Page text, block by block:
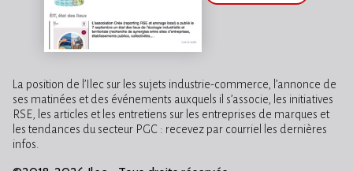
La position de l’Ilec sur les sujets industrie-commerce, l’annonce de
ses matinées et des événements auxquels il s’associe, les initiatives
RSE, les articles et les entretiens sur les entreprises de marques et
les tendances du secteur PGC : recevez par courriel les dernières
infos.